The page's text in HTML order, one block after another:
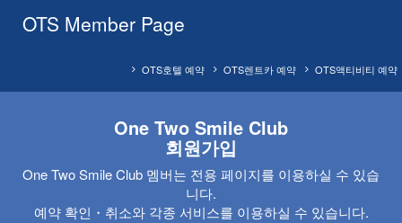
OTS Member Page
OTS액티비티 예약
OTS렌트카 예약
OTS호텔 예약
One Two Smile Club
회원가입
One Two Smile Club 멤버는 전용 페이지를 이용하실 수 있습
니다.
예약 확인・취소와 각종 서비스를 이용하실 수 있습니다.